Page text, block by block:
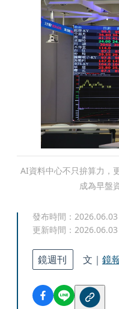
AI資料中心不只拚算力，
成為早盤
發布時間：
更新時間：
鏡週刊 文｜ 鏡